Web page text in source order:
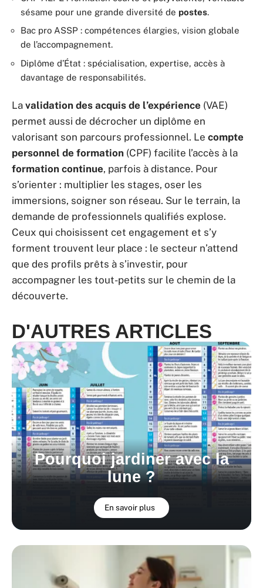
sésame pour une grande diversité de postes.
Bac pro ASSP : compétences élargies, vision globale
de l’accompagnement.
Diplôme d’État : spécialisation, expertise, accès à
davantage de responsabilités.
La validation des acquis de l’expérience (VAE)
permet aussi de décrocher un diplôme en
valorisant son parcours professionnel. Le compte
personnel de formation (CPF) facilite l’accès à la
formation continue, parfois à distance. Pour
s’orienter : multiplier les stages, oser les
immersions, soigner son réseau. Sur le terrain, la
demande de professionnels qualifiés explose.
Ceux qui choisissent cet engagement et s’y
forment trouvent leur place : le secteur n’attend
que des profils prêts à s’investir, pour
accompagner les tout-petits sur le chemin de la
découverte.
D'AUTRES ARTICLES
Pourquoi jardiner avec la
lune ?
En savoir plus